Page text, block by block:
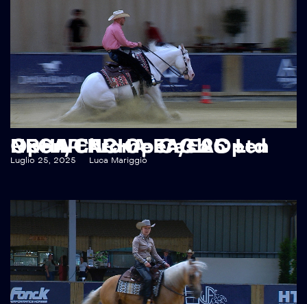
RECAP NRHA EAC 25 – NRHA EAC Open/EAC Ltd Open/Chrome Cash Open
Luglio 25, 2025 Luca Mariggiò